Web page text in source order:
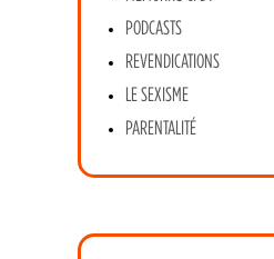
PODCASTS
REVENDICATIONS
LE SEXISME
PARENTALITÉ